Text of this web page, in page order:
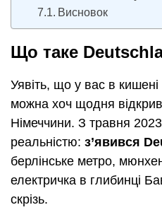
Висновок
Що таке
Уявіть, що у вас в
можна хоч щодня
Німеччини. З травня
реальністю: з’явився
берлінське метро,
електричка в глибинці
скрізь.